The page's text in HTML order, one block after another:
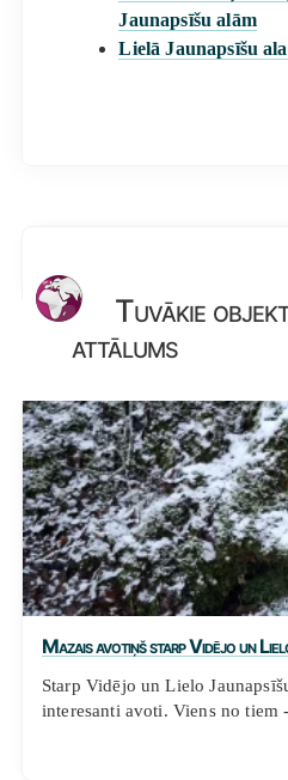
Jaunapsīšu alām
Lielā Jaunapsīšu
Tuvākie
attālums
Mazais avotiņš starp Vidējo un
Starp Vidējo un Lielo
interesanti avoti. Viens no